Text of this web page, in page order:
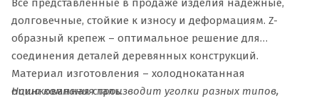
Все представленные в продаже изделия надежные,
долговечные, стойкие к износу и деформациям. Z-
образный крепеж – оптимальное решение для
соединения деталей деревянных конструкций.
Материал изготовления – холоднокатанная
оцинкованная сталь.
Наша компания производит уголки разных типов,